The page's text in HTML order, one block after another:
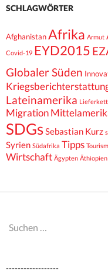
SCHLAGWÖRTER
AfghanistanAfrika Armut
Covid-19 EYD2015
Globaler Süden
Lateinamerika
Migration
SDGsSebastian Kurz
Syrien Südafrika Tipps
Wirtschaft Ägypten Äthiopien
Suchen
------------------